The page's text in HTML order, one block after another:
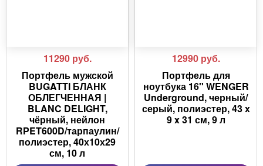
11290 руб.
Портфель мужской
BUGATTI БЛАНК
ОБЛЕГЧЕННАЯ |
BLANC DELIGHT,
чёрный, нейлон
RPET600D/тарпаулин/
полиэстер, 40х10х29
см, 10 л
12990 руб.
Портфель для
ноутбука 16'' WENGER
Underground, черный/
серый, полиэстер, 43 x
9 x 31 см, 9 л